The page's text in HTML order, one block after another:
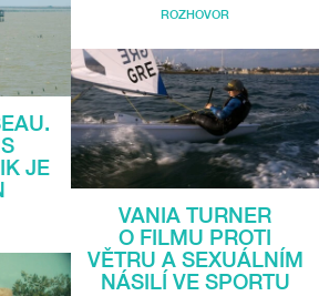
JE
ROZHOVOR
VANIA TURNER
O FILMU PROTI
VĚTRU A SEXUÁLNÍM
NÁSILÍ VE SPORTU